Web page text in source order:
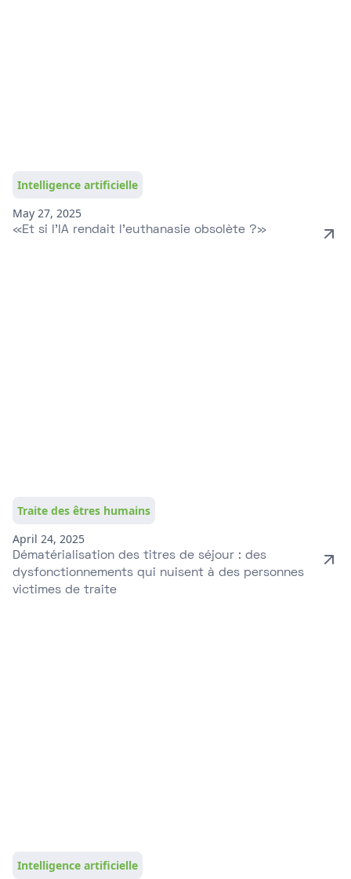
Intelligence artificielle
May 27, 2025
«Et si l’IA rendait l’euthanasie obsolète ?»
Traite des êtres humains
April 24, 2025
Dématérialisation des titres de séjour : des
dysfonctionnements qui nuisent à des personnes
victimes de traite
Intelligence artificielle